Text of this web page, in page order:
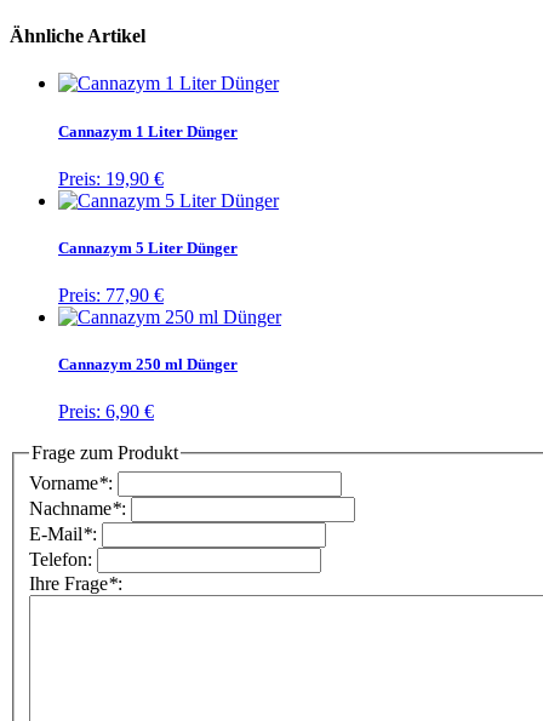
Ähnliche Artikel
Cannazym 1 Liter Dünger
Preis: 19,90 €
Cannazym 5 Liter Dünger
Preis: 77,90 €
Cannazym 250 ml Dünger
Preis: 6,90 €
Frage zum Produkt
Vorname*:
Nachname*:
E-Mail*:
Telefon:
Ihre Frage*: